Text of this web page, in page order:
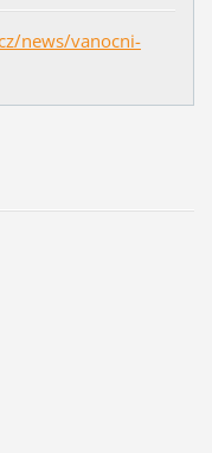
news/vanocni-